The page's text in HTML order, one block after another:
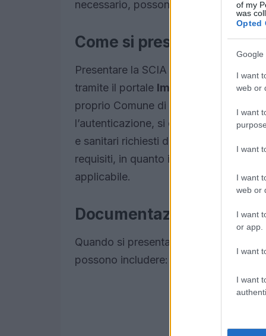
of my
was
Opted
Google
I want
web or
I want
I want
I want
web or
I want
or app.
I want
I want
necessario, possono anche
Come si presenta la
Presentare la SCIA è un processo
tramite il portale Impresa per un
proprio Comune di riferimento e
l’autenticazione, si deve compilare un
e sanitari richiesti dalla normativa
requisiti, in quanto includono norme di
applicabile.
Documentazione
Quando si presenta la SCIA, è
possono includere: